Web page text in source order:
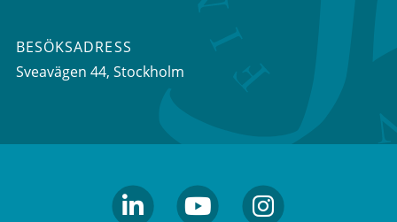
BESÖKSADRESS
Sveavägen 44, Stockholm